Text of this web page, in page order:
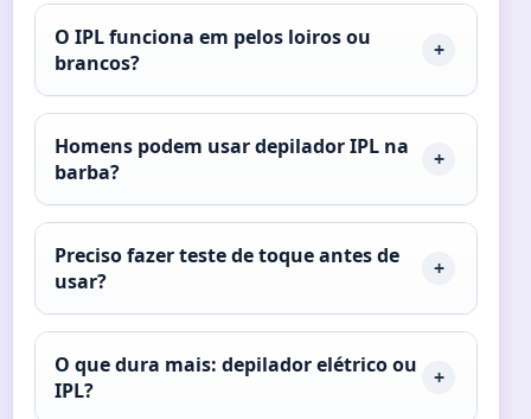
O IPL funciona em pelos loiros ou
brancos?
Homens podem usar depilador IPL na
barba?
Preciso fazer teste de toque antes de
usar?
O que dura mais: depilador elétrico ou
IPL?